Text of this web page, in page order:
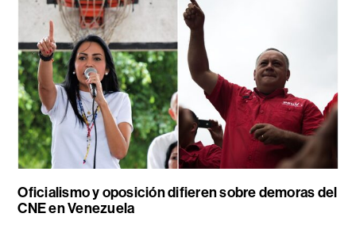
Oficialismo y oposición difieren sobre demoras del
CNE en Venezuela